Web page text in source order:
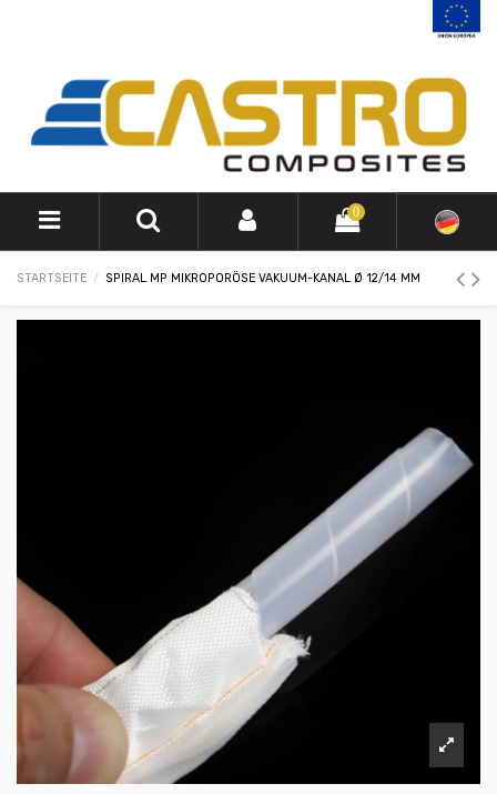
0
STARTSEITE SPIRAL MP MIKROPORÖSE VAKUUM-KANAL Ø 12/14 MM